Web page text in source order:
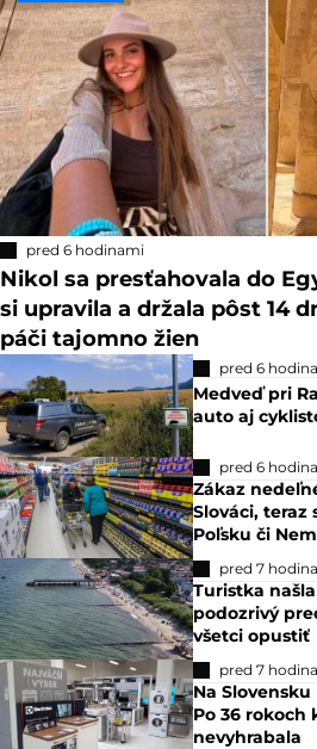
pred 6 hodinami
Nikol sa presťahovala do
si upravila a držala pôst 14
páči tajomno žien
pred 6
Medveď pri
auto aj
pred 6
Zákaz
Slováci, teraz
Poľsku či
pred 7
Turistka
podozrivý
všetci opustiť
pred 7
Na
Po 36 rokoch
nevyhrabala